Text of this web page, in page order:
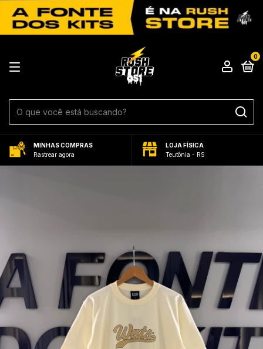
0
MINHAS COMPRAS
Rastrear agora
LOJA FÍSICA
Teutônia - RS